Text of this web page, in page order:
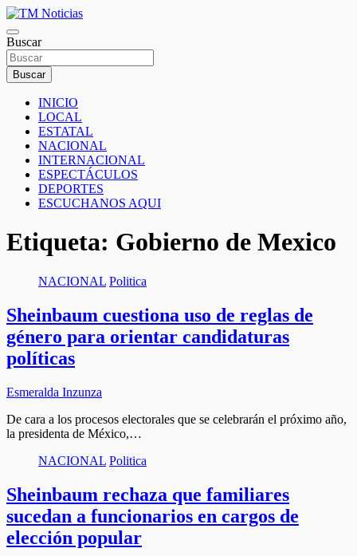
Saltar
al
contenido
TM Noticias
TM Noticias
Buscar
Buscar
INICIO
LOCAL
ESTATAL
NACIONAL
INTERNACIONAL
ESPECTÁCULOS
DEPORTES
ESCUCHANOS AQUI
Etiqueta: Gobierno de Mexico
NACIONAL Politica
Sheinbaum cuestiona uso de reglas de
género para orientar candidaturas
políticas
Esmeralda Inzunza
De cara a los procesos electorales que se celebrarán el próximo año,
la presidenta de México,…
NACIONAL Politica
Sheinbaum rechaza que familiares
sucedan a funcionarios en cargos de
elección popular